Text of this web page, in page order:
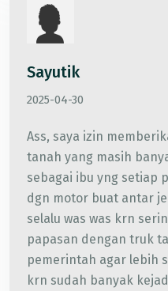
Sayutik
2025-04-30
Ass, saya izin
tanah yang masih
sebagai ibu yng setiap
dgn motor buat antar
selalu was was krn
papasan dengan truk
pemerintah agar lebih
krn sudah banyak